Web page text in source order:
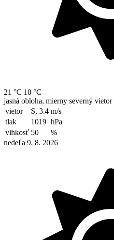
21 °C 10 °C
jasná obloha, mierny severný vietor
vietor
S, 3.4 m/s
tlak
1019 hPa
vlhkosť 50
%
nedeľa 9. 8. 2026